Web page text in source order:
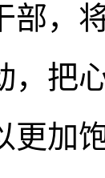
部，
， 把
更加